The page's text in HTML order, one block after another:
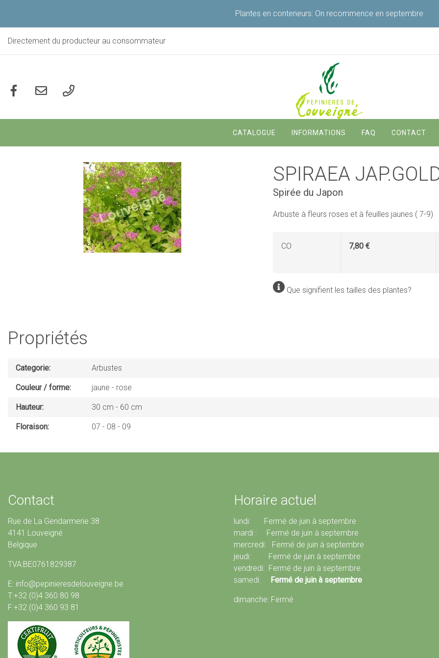
contenu
principal
Plantes en conteneurs: On recommence en septembre
Directement du producteur au consommateur
Navigation
principale
CATALOGUE INFORMATIONS FAQ CONTACT
SPIRAEA
Spirée du Japon
Arbuste à fleurs roses et à feuilles jaunes ( 7-9)
CO 7,80 €
Que signifient les tailles des plantes?
Propriétés
Categorie Arbustes
Couleur / forme jaune rose
Hauteur 30 cm 60 cm
Floraison 07 08 09
Contact
Rue de La Gendarmerie 38
4141 Louveigné
Belgique
TVA:BE0761829387
E: info@pepinieresdelouveigne.be
T:+32 (0)4 360 80 98
F:+32 (0)4 360 93 81
Horaire actuel
lundi: Fermé de juin à septembre
mardi : Fermé de juin à septembre
mercredi: Fermé de juin à septembre
jeudi: Fermé de juin à septembre
vendredi: Fermé de juin à septembre
samedi:
Fermé de juin à septembre
dimanche: Fermé